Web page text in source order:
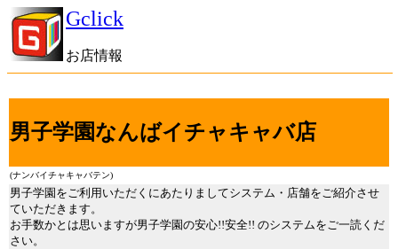
Gclick
お店情報
男子学園なんばイチャキャバ店
(ナンバイチャキャバテン)
男子学園をご利用いただくにあたりましてシステム・店舗をご紹介させ
ていただきます。
お手数かとは思いますが男子学園の安心!!安全!! のシステムをご一読くだ
さい。